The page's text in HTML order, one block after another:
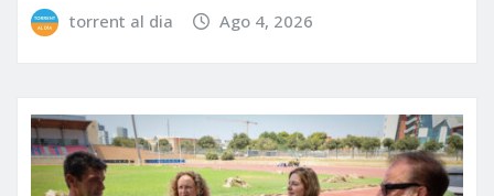
torrent al dia Ago 4, 2026